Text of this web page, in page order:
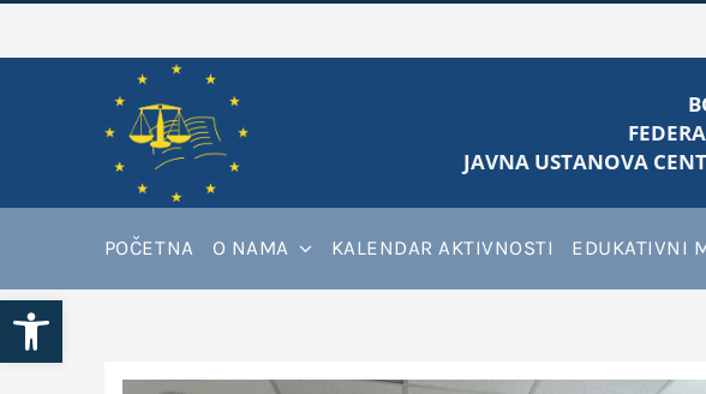
Open toolbar
JAVNA USTANOVA
POČETNA O NAMA KALENDAR AKTIVNOSTI EDUKATIVNI